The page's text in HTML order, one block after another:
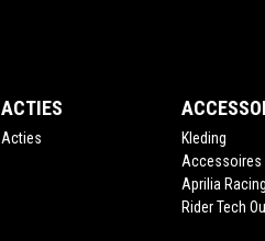
ACTIES
Acties
Kleding
Accessoires
Aprilia
Rider Tech